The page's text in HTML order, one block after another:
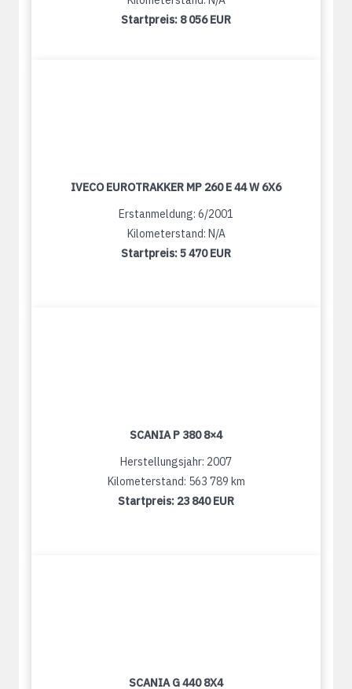
Startpreis: 8 056 EUR
IVECO EUROTRAKKER MP 260 E 44 W 6X6
Erstanmeldung: 6/2001
Kilometerstand: N/A
Startpreis:5 470 EUR
SCANIA P 380 8×4
Herstellungsjahr: 2007
Kilometerstand: 563 789 km
Startpreis: 23 840 EUR
SCANIA G 440 8X4